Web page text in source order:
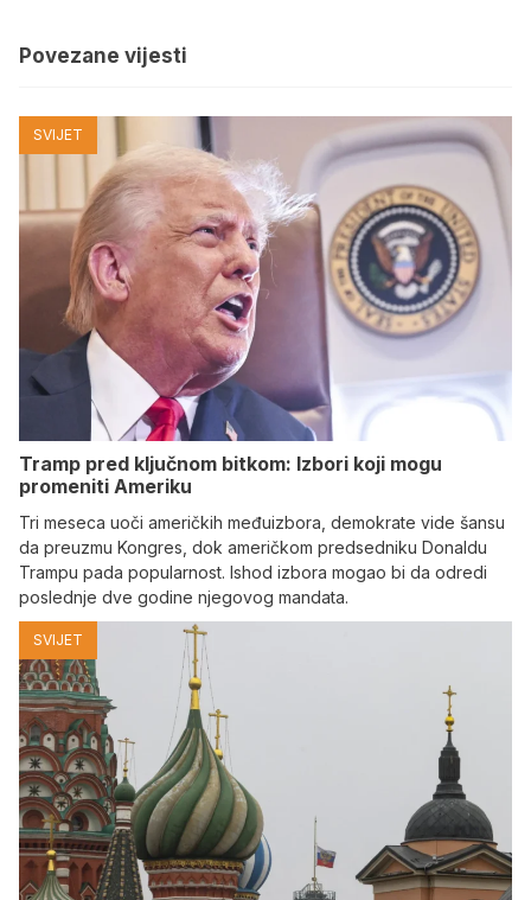
Povezane vijesti
SVIJET
Tramp pred ključnom bitkom: Izbori koji mogu
promeniti Ameriku
Tri meseca uoči američkih međuizbora, demokrate vide šansu
da preuzmu Kongres, dok američkom predsedniku Donaldu
Trampu pada popularnost. Ishod izbora mogao bi da odredi
poslednje dve godine njegovog mandata.
SVIJET